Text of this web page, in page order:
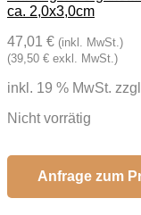
ca. 2,0x3,0cm
47,01 € (inkl. MwSt.)
(39,50 € exkl. MwSt.)
inkl. 19 % MwSt.
Nicht vorrätig
Anfrage zum